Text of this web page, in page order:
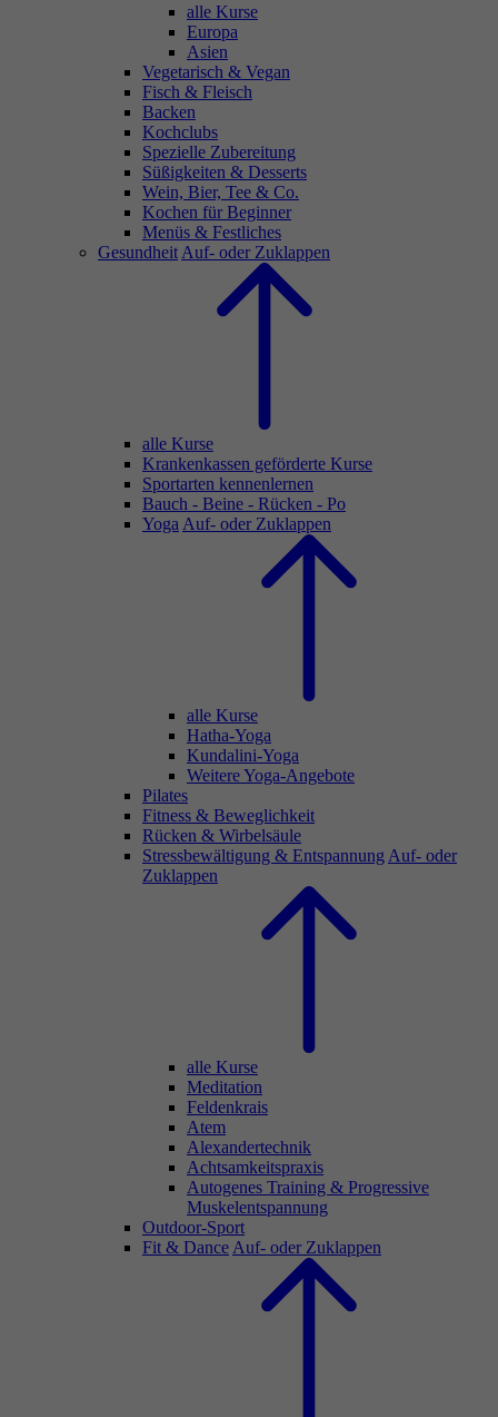
alle Kurse
Europa
Asien
Vegetarisch & Vegan
Fisch & Fleisch
Backen
Kochclubs
Spezielle Zubereitung
Süßigkeiten & Desserts
Wein, Bier, Tee & Co.
Kochen für Beginner
Menüs & Festliches
Gesundheit Auf- oder Zuklappen
alle Kurse
Krankenkassen geförderte Kurse
Sportarten kennenlernen
Bauch - Beine - Rücken - Po
Yoga Auf- oder Zuklappen
alle Kurse
Hatha-Yoga
Kundalini-Yoga
Weitere Yoga-Angebote
Pilates
Fitness & Beweglichkeit
Rücken & Wirbelsäule
Stressbewältigung & Entspannung Auf- oder
Zuklappen
alle Kurse
Meditation
Feldenkrais
Atem
Alexandertechnik
Achtsamkeitspraxis
Autogenes Training & Progressive
Muskelentspannung
Outdoor-Sport
Fit & Dance Auf- oder Zuklappen